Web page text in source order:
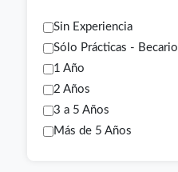
Sin Experiencia
Sólo Prácticas - Becario
1 Año
2 Años
3 a 5 Años
Más de 5 Años